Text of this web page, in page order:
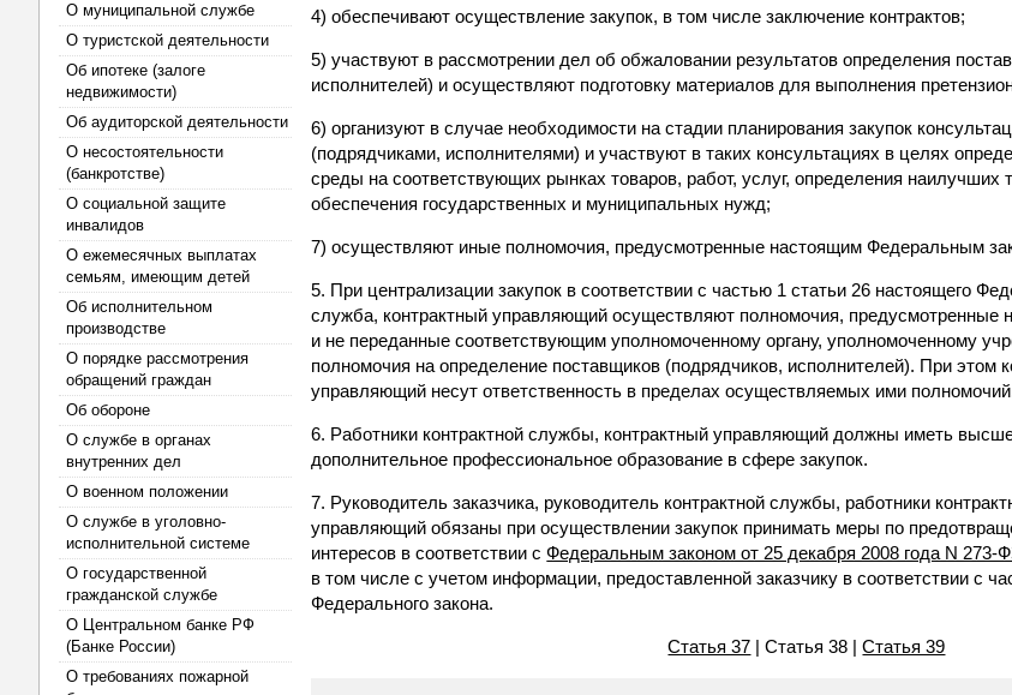
О муниципальной службе
О туристской деятельности
Об ипотеке (залоге
недвижимости)
Об аудиторской деятельности
О несостоятельности
(банкротстве)
О социальной защите
инвалидов
О ежемесячных выплатах
семьям, имеющим детей
Об исполнительном
производстве
О порядке рассмотрения
обращений граждан
Об обороне
О службе в органах
внутренних дел
О военном положении
О службе в уголовно-
исполнительной системе
О государственной
гражданской службе
О Центральном банке РФ
(Банке России)
О требованиях пожарной
4) обеспечивают осуществление закупок, в том числе заключение контрактов;
5) участвуют в рассмотрении дел об обжаловании результатов определения
исполнителей) и осуществляют подготовку материалов для выполнения
6) организуют в случае необходимости на стадии планирования закупок
(подрядчиками, исполнителями) и участвуют в таких консультациях в целях
среды на соответствующих рынках товаров, работ, услуг, определения наилучших
обеспечения государственных и муниципальных нужд;
7) осуществляют иные полномочия, предусмотренные настоящим Федеральным
5. При централизации закупок в соответствии с частью 1 статьи 26 настоящего
служба, контрактный управляющий осуществляют полномочия,
и не переданные соответствующим уполномоченному органу, уполномоченному
полномочия на определение поставщиков (подрядчиков, исполнителей). При этом
управляющий несут ответственность в пределах осуществляемых ими
6. Работники контрактной службы, контрактный управляющий должны иметь
дополнительное профессиональное образование в сфере закупок.
7. Руководитель заказчика, руководитель контрактной службы, работники
управляющий обязаны при осуществлении закупок принимать меры по
интересов в соответствии сФедеральным законом от 25 декабря 2008 года N 273-
в том числе с учетом информации, предоставленной заказчику в соответствии с
Федерального закона.
Статья 37 | Статья 38 |Статья 39